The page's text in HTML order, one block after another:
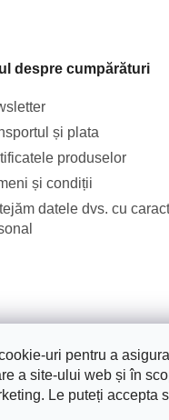
uri pentru a
a site-ului web și în
Le puteți accepta
despre cumpărături
și plata
produselor
și condiții
datele dvs. cu